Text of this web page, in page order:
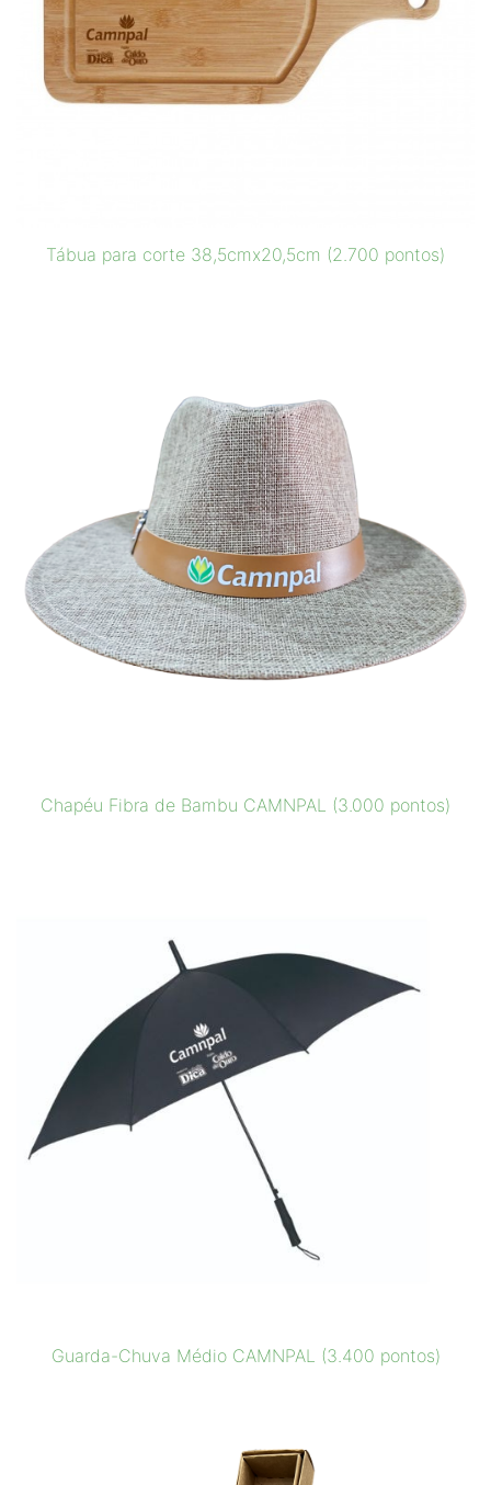
Tábua para corte 38,5cmx20,5cm (2.700 pontos)
Chapéu Fibra de Bambu CAMNPAL (3.000 pontos)
Guarda-Chuva Médio CAMNPAL (3.400 pontos)